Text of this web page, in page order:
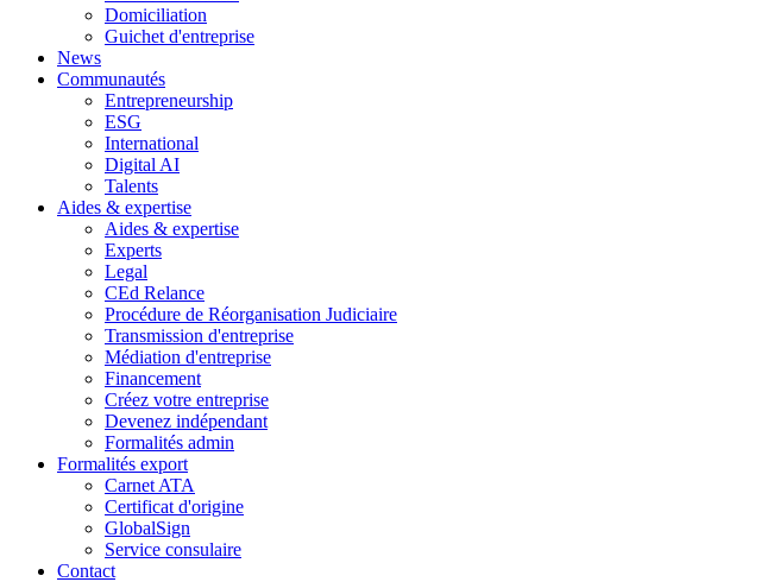
Domiciliation
Guichet d'entreprise
News
Communautés
Entrepreneurship
ESG
International
Digital AI
Talents
Aides & expertise
Aides & expertise
Experts
Legal
CEd Relance
Procédure de Réorganisation Judiciaire
Transmission d'entreprise
Médiation d'entreprise
Financement
Créez votre entreprise
Devenez indépendant
Formalités admin
Formalités export
Carnet ATA
Certificat d'origine
GlobalSign
Service consulaire
Contact